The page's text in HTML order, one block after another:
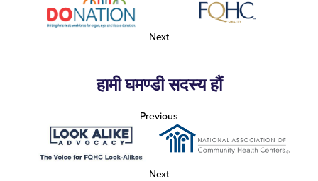
Next
हामी घमण्डी सदस्य हौं
Previous
Next